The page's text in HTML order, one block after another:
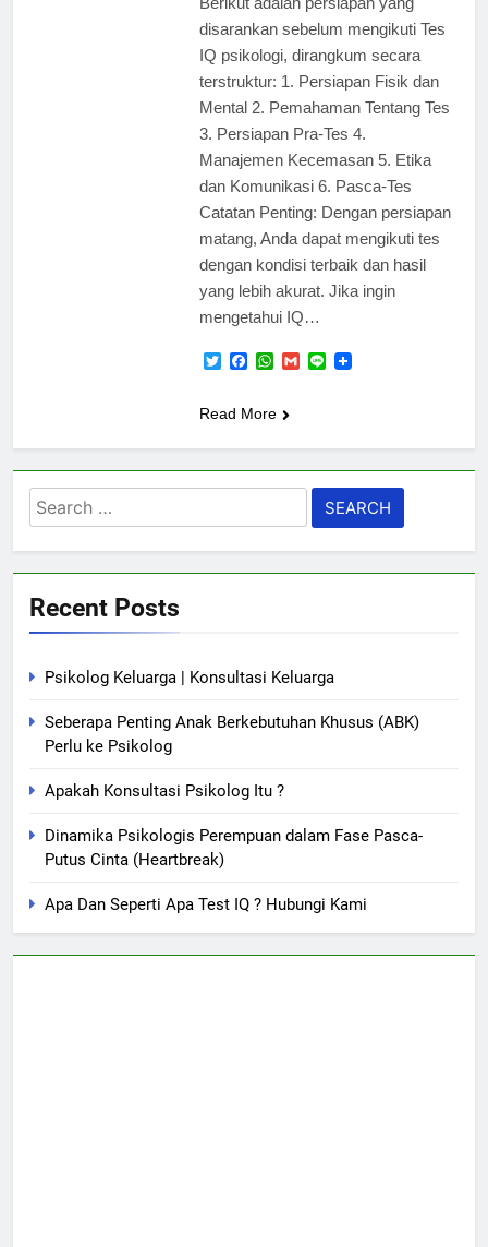
disarankan sebelum mengikuti Tes
IQ psikologi, dirangkum secara
terstruktur: 1. Persiapan Fisik dan
Mental 2. Pemahaman Tentang Tes
3. Persiapan Pra-Tes 4.
Manajemen Kecemasan 5. Etika
dan Komunikasi 6. Pasca-Tes
Catatan Penting: Dengan persiapan
matang, Anda dapat mengikuti tes
dengan kondisi terbaik dan hasil
yang lebih akurat. Jika ingin
mengetahui IQ…
TwitterFacebook
WhatsApp
Gmail
Line
Read More
Search
for:
Recent Posts
Psikolog Keluarga | Konsultasi Keluarga
Seberapa Penting Anak Berkebutuhan Khusus (ABK)
Perlu ke Psikolog
Apakah Konsultasi Psikolog Itu ?
Dinamika Psikologis Perempuan dalam Fase Pasca-
Putus Cinta (Heartbreak)
Apa Dan Seperti Apa Test IQ ? Hubungi Kami